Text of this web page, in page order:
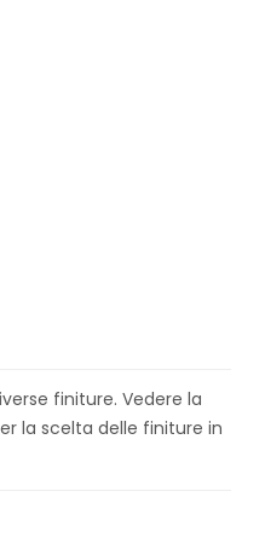
finiture. Vedere la
la scelta delle finiture in